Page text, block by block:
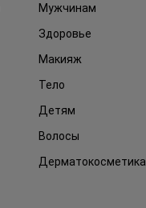
Мужчинам
Здоровье
Макияж
Тело
Детям
Волосы
Дерматокосметика